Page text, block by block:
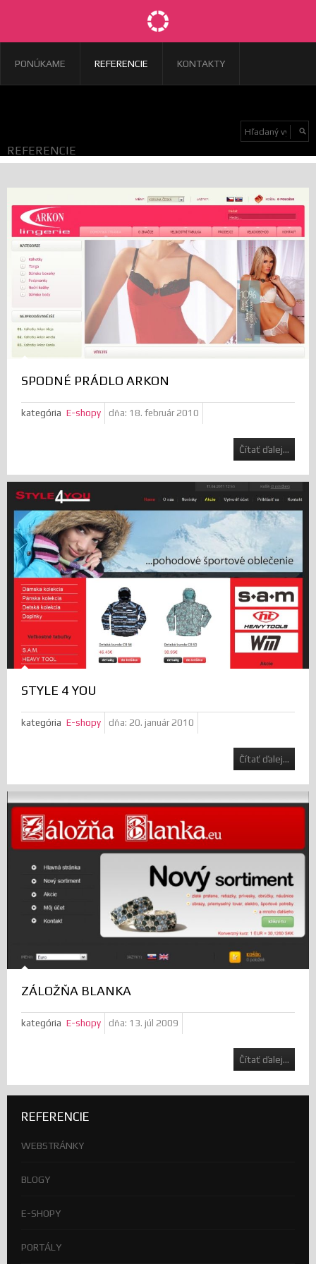
PONÚKAME REFERENCIE KONTAKTY
REFERENCIE
SPODNÉ PRÁDLO ARKON
kategória E-shopy dňa: 18. február 2010
Čítať ďalej...
STYLE 4 YOU
kategória E-shopy dňa: 20. január 2010
Čítať ďalej...
ZÁLOŽŇA BLANKA
kategória E-shopy dňa: 13. júl 2009
Čítať ďalej...
REFERENCIE
WEBSTRÁNKY
BLOGY
E-SHOPY
PORTÁLY